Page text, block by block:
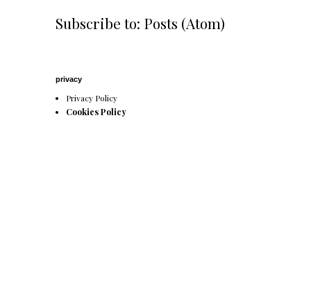
Subscribe to: Posts (Atom)
privacy
Privacy Policy
Cookies Policy